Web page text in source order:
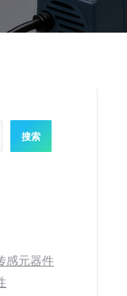
搜索
感元器件